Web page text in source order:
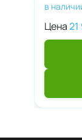
в
Цена